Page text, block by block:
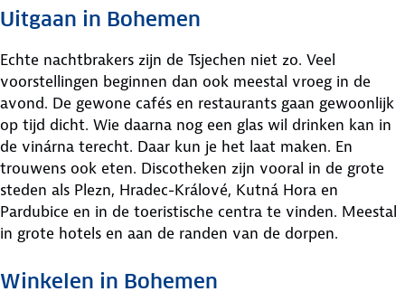
Uitgaan in Bohemen
Echte nachtbrakers zijn de Tsjechen niet zo. Veel
voorstellingen beginnen dan ook meestal vroeg in de
avond. De gewone cafés en restaurants gaan gewoonlijk
op tijd dicht. Wie daarna nog een glas wil drinken kan in
de vinárna terecht. Daar kun je het laat maken. En
trouwens ook eten. Discotheken zijn vooral in de grote
steden als Plezn, Hradec-Králové, Kutná Hora en
Pardubice en in de toeristische centra te vinden. Meestal
in grote hotels en aan de randen van de dorpen.
Winkelen in Bohemen